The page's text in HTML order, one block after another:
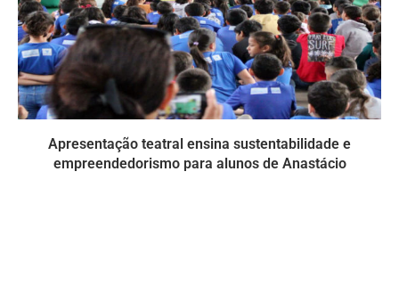
Apresentação teatral ensina sustentabilidade e
empreendedorismo para alunos de Anastácio